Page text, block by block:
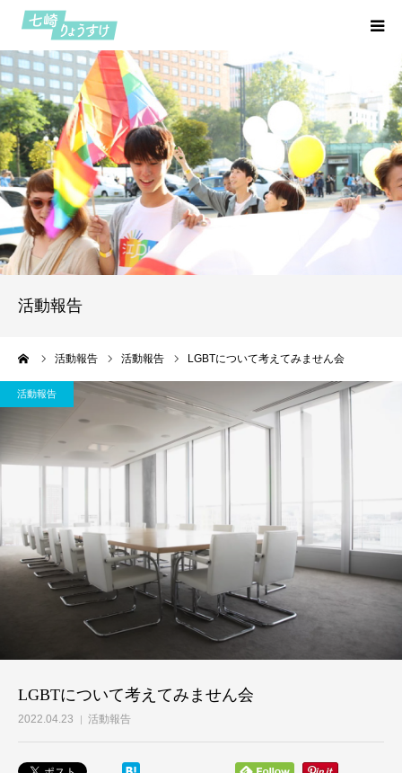
活動報告
活動報告 活動報告 LGBTについて考えてみません会
活動報告
LGBTについて考えてみません会
2022.04.23 活動報告
HOME
プロフィール
七つの約束
活動報告